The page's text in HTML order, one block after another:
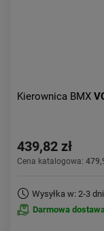
Kierownica BMX
439,82 zł
Cena katalogowa:
Wysyłka w: 2-3 dni
Darmowa